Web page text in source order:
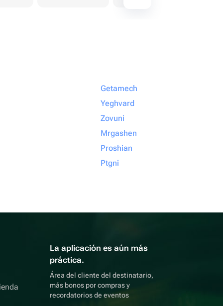
Getamech
Yeghvard
Zovuni
Mrgashen
Proshian
Ptgni
La aplicación es aún más
práctica.
Área del cliente del destinatario,
más bonos por compras y
recordatorios de eventos